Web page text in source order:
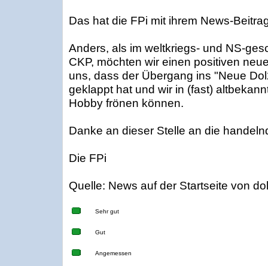
Das hat die FPi mit ihrem News-
Anders, als im weltkriegs- und NS-
CKP, möchten wir einen positiven
uns, dass der Übergang ins "Neue
geklappt hat und wir in (fast)
Hobby frönen können.
Danke an dieser Stelle an die
Die FPi
Quelle: News auf der Startseite von
Sehr gut
Gut
Angemessen